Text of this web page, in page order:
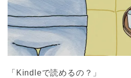
「Kindleで読めるの？」